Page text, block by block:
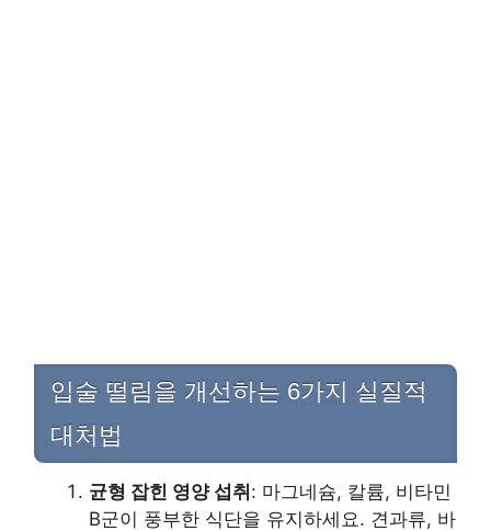
입술 떨림을 개선하는 6가지 실질적
대처법
균형 잡힌 영양 섭취: 마그네슘, 칼륨, 비타민
B군이 풍부한 식단을 유지하세요. 견과류, 바